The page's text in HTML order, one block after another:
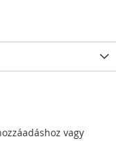
vagy